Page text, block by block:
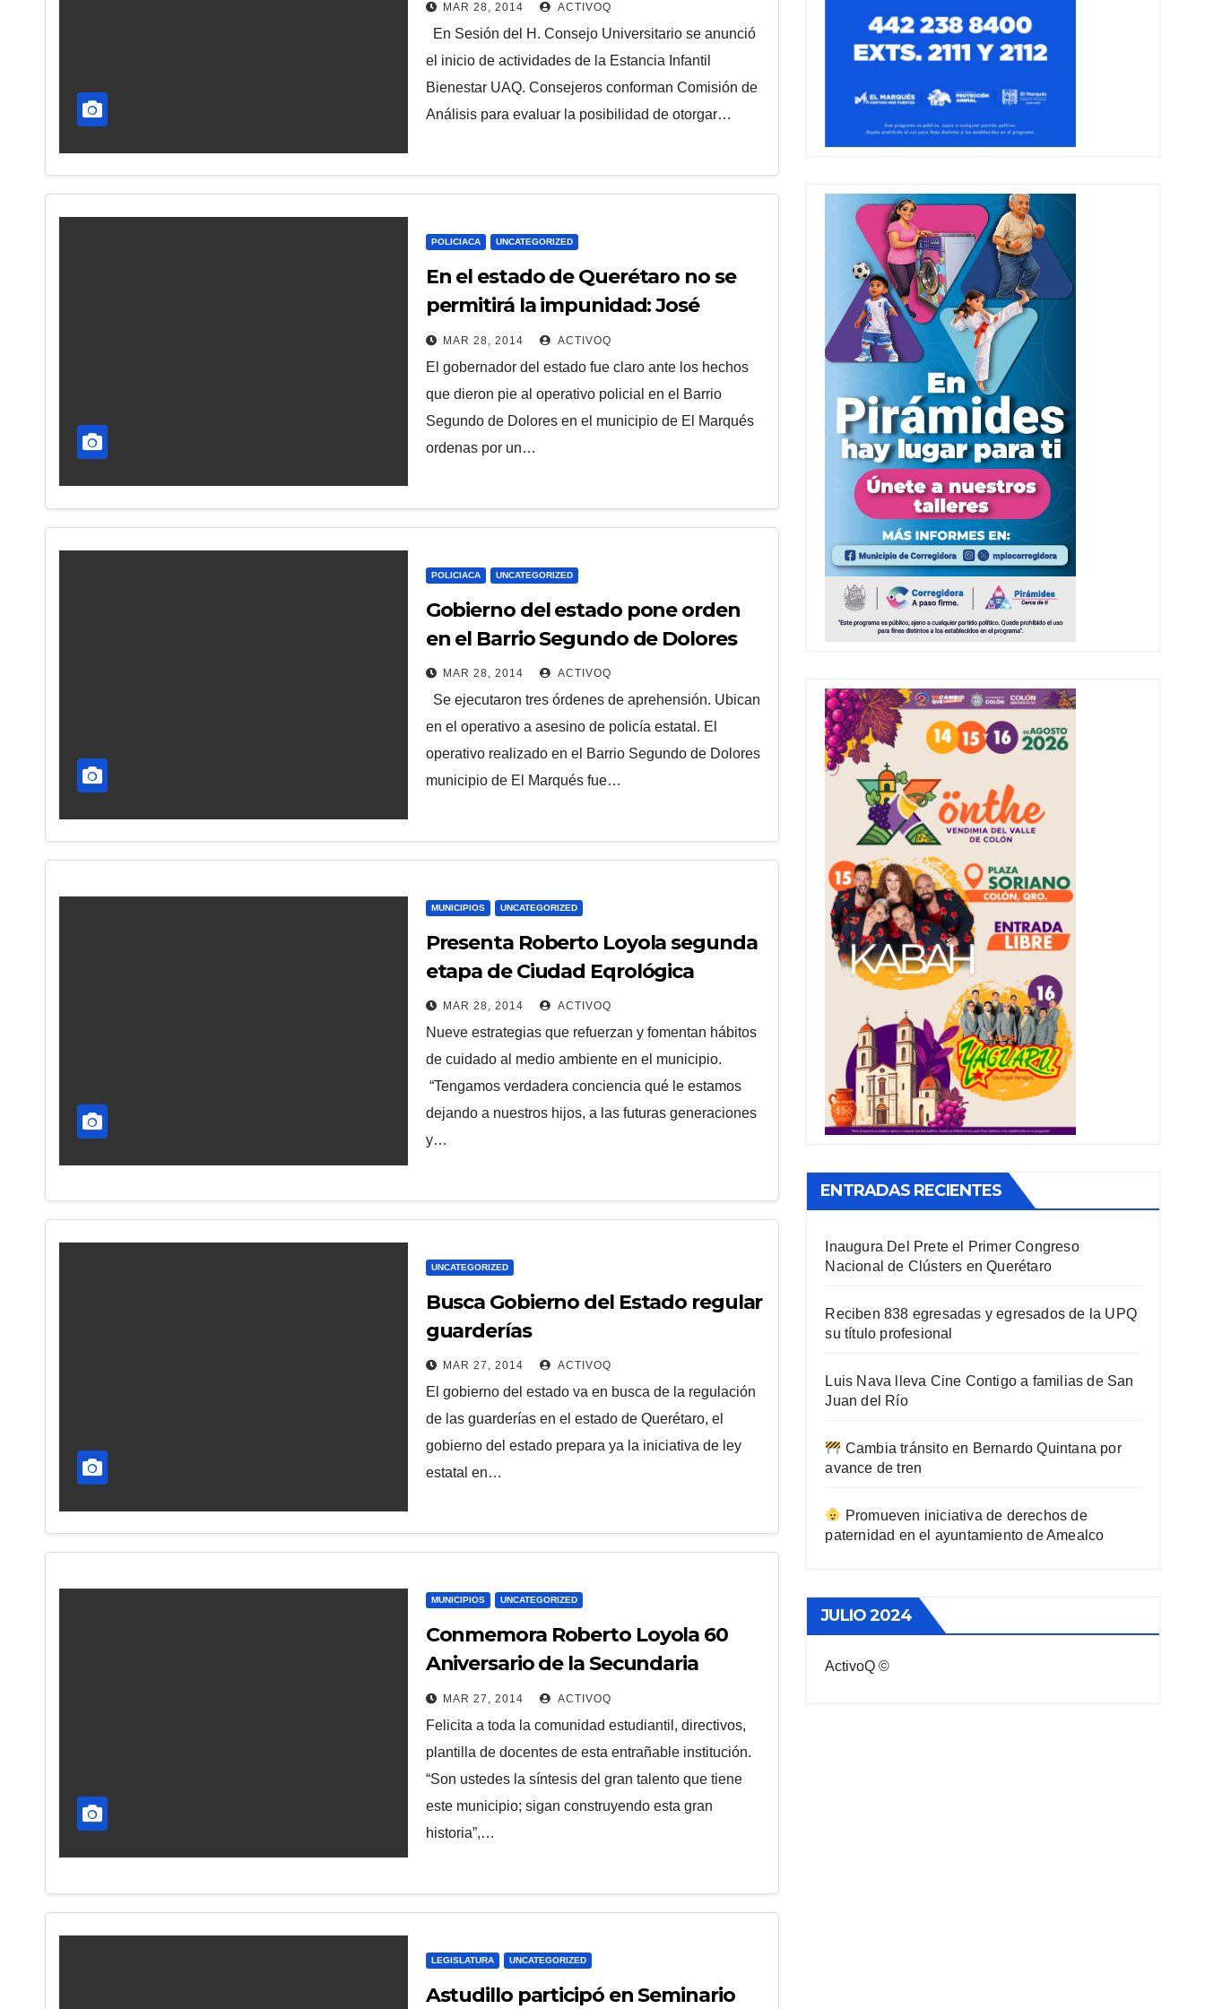
MAR 28, 2014 ACTIVOQ
En Sesión del H. Consejo Universitario se anunció
el inicio de actividades de la Estancia Infantil
Bienestar UAQ. Consejeros conforman Comisión de
Análisis para evaluar la posibilidad de otorgar…
POLICIACA UNCATEGORIZED
En el estado de Querétaro no se
permitirá la impunidad: José
Calzada Rovirosa
MAR 28, 2014 ACTIVOQ
El gobernador del estado fue claro ante los hechos
que dieron pie al operativo policial en el Barrio
Segundo de Dolores en el municipio de El Marqués
ordenas por un…
POLICIACA UNCATEGORIZED
Gobierno del estado pone orden
en el Barrio Segundo de Dolores
MAR 28, 2014 ACTIVOQ
Se ejecutaron tres órdenes de aprehensión. Ubican
en el operativo a asesino de policía estatal. El
operativo realizado en el Barrio Segundo de Dolores
municipio de El Marqués fue…
MUNICIPIOS UNCATEGORIZED
Presenta Roberto Loyola segunda
etapa de Ciudad Eqrológica
MAR 28, 2014 ACTIVOQ
Nueve estrategias que refuerzan y fomentan hábitos
de cuidado al medio ambiente en el municipio.
“Tengamos verdadera conciencia qué le estamos
dejando a nuestros hijos, a las futuras generaciones
y…
UNCATEGORIZED
Busca Gobierno del Estado regular
guarderías
MAR 27, 2014 ACTIVOQ
El gobierno del estado va en busca de la regulación
de las guarderías en el estado de Querétaro, el
gobierno del estado prepara ya la iniciativa de ley
estatal en…
MUNICIPIOS UNCATEGORIZED
Conmemora Roberto Loyola 60
Aniversario de la Secundaria
General No.1
MAR 27, 2014 ACTIVOQ
Felicita a toda la comunidad estudiantil, directivos,
plantilla de docentes de esta entrañable institución.
“Son ustedes la síntesis del gran talento que tiene
este municipio; sigan construyendo esta gran
historia”,…
LEGISLATURA UNCATEGORIZED
Astudillo participó en Seminario
ENTRADAS RECIENTES
Inaugura Del Prete el Primer Congreso
Nacional de Clústers en Querétaro
Reciben 838 egresadas y egresados de la UPQ
su título profesional
Luis Nava lleva Cine Contigo a familias de San
Juan del Río
Cambia tránsito en Bernardo Quintana por
avance de tren
Promueven iniciativa de derechos de
paternidad en el ayuntamiento de Amealco
JULIO 2024
ActivoQ ©